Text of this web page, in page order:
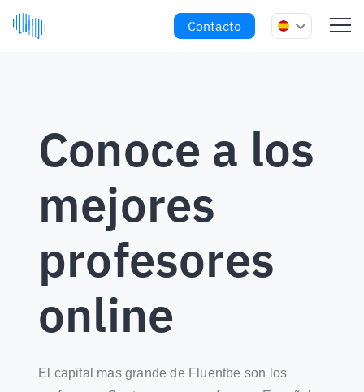
Contacto
Conoce a los
mejores
profesores
online
El capital mas grande de Fluentbe son los